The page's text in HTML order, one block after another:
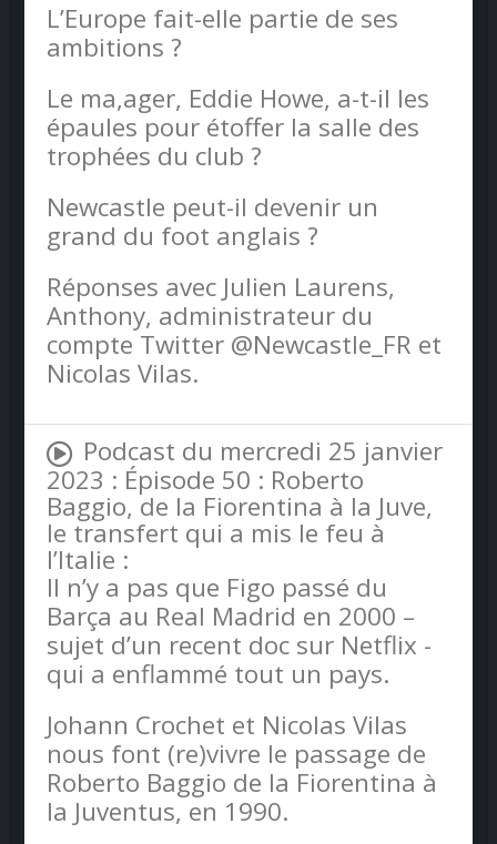
L’Europe fait-elle partie de ses
ambitions ?
Le ma,ager, Eddie Howe, a-t-il les
épaules pour étoffer la salle des
trophées du club ?
Newcastle peut-il devenir un
grand du foot anglais ?
Réponses avec Julien Laurens,
Anthony, administrateur du
compte Twitter @Newcastle_FR et
Nicolas Vilas.
Podcast du mercredi 25 janvier
2023 : Épisode 50 : Roberto
Baggio, de la Fiorentina à la Juve,
le transfert qui a mis le feu à
l’Italie :
Il n’y a pas que Figo passé du
Barça au Real Madrid en 2000 –
sujet d’un recent doc sur Netflix -
qui a enflammé tout un pays.
Johann Crochet et Nicolas Vilas
nous font (re)vivre le passage de
Roberto Baggio de la Fiorentina à
la Juventus, en 1990.